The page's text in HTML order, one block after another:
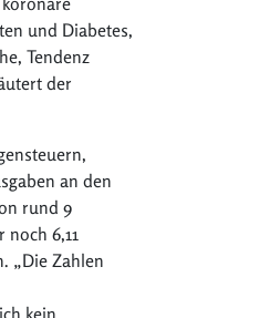
und Diabetes,
Tendenz
der
an den
rund 9
noch 6,11
„Die Zahlen